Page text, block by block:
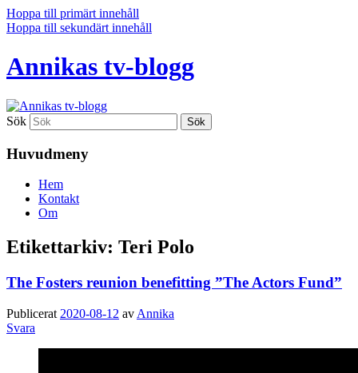
Hoppa till primärt innehåll
Hoppa till sekundärt innehåll
Annikas tv-blogg
Sök
Huvudmeny
Hem
Kontakt
Om
Etikettarkiv: Teri Polo
The Fosters reunion benefitting ”The Actors Fund”
Publicerat 2020-08-12 av Annika
Svara